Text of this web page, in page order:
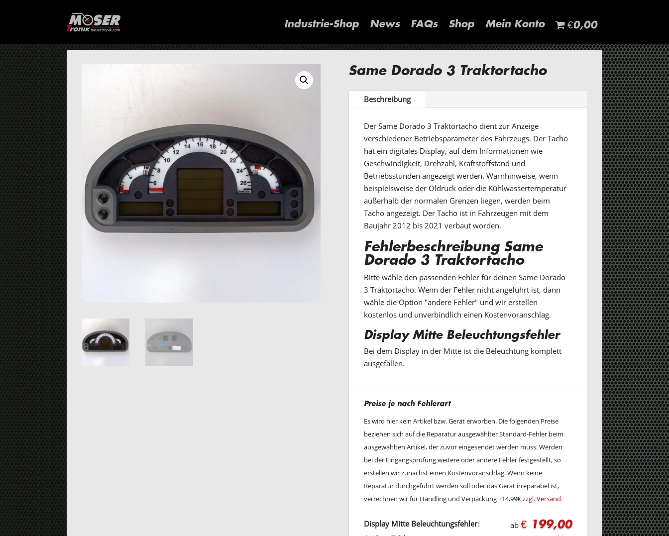
Industrie-Shop News FAQs Shop Mein Konto €0,00
Same Dorado 3 Traktortacho
Beschreibung
Der Same Dorado 3 Traktortacho dient zur Anzeige
verschiedener Betriebsparameter des Fahrzeugs. Der Tacho
hat ein digitales Display, auf dem Informationen wie
Geschwindigkeit, Drehzahl, Kraftstoffstand und
Betriebsstunden angezeigt werden. Warnhinweise, wenn
beispielsweise der Öldruck oder die Kühlwassertemperatur
außerhalb der normalen Grenzen liegen, werden beim
Tacho angezeigt. Der Tacho ist in Fahrzeugen mit dem
Baujahr 2012 bis 2021 verbaut worden.
Fehlerbeschreibung Same
Dorado 3 Traktortacho
Bitte wähle den passenden Fehler für deinen Same Dorado
3 Traktortacho. Wenn der Fehler nicht angeführt ist, dann
wähle die Option "andere Fehler" und wir erstellen
kostenlos und unverbindlich einen Kostenvoranschlag.
Display Mitte Beleuchtungsfehler
Bei dem Display in der Mitte ist die Beleuchtung komplett
ausgefallen.
Preise je nach Fehlerart
Es wird hier kein Artikel bzw. Gerät erworben. Die folgenden Preise
beziehen sich auf die Reparatur ausgewählter Standard-Fehler beim
ausgewählten Artikel, der zuvor eingesendet werden muss. Werden
bei der Eingangsprüfung weitere oder andere Fehler festgestellt, so
erstellen wir zunächst einen Kostenvoranschlag. Wenn keine
Reparatur dürchgeführt werden soll oder das Gerät irreparabel ist,
verrechnen wir für Handling und Verpackung +14,99€zzgl. Versand.
Display Mitte Beleuchtungsfehler: ab € 199,00